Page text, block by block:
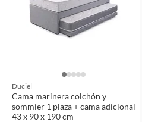
Duciel
Cama marinera colchón y
sommier 1 plaza + cama adicional
43 x 90 x 190 cm